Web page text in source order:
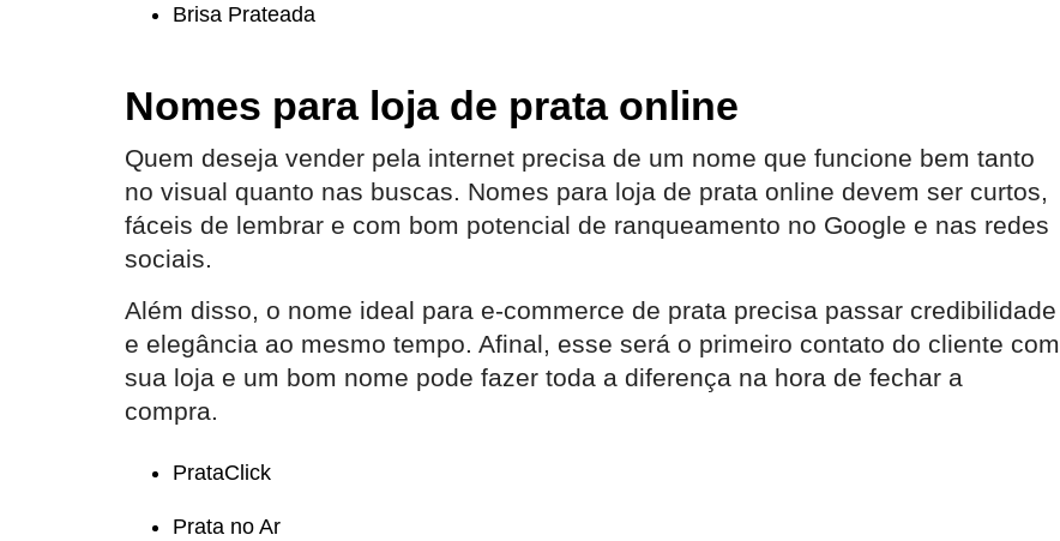
Brisa Prateada
Nomes para loja de prata online
Quem deseja vender pela internet precisa de um nome que funcione bem tanto
no visual quanto nas buscas. Nomes para loja de prata online devem ser curtos,
fáceis de lembrar e com bom potencial de ranqueamento no Google e nas redes
sociais.
Além disso, o nome ideal para e-commerce de prata precisa passar credibilidade
e elegância ao mesmo tempo. Afinal, esse será o primeiro contato do cliente com
sua loja e um bom nome pode fazer toda a diferença na hora de fechar a
compra.
PrataClick
Prata no Ar